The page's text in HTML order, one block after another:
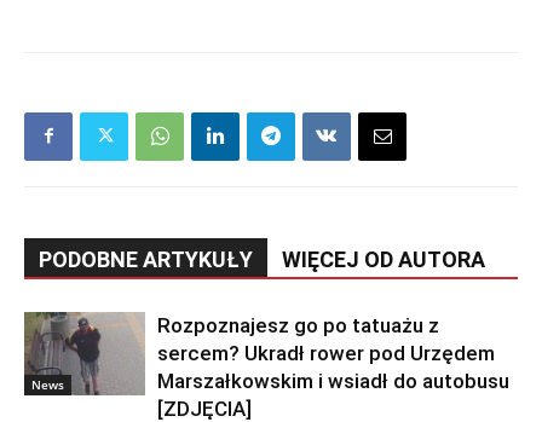
PODOBNE ARTYKUŁY WIĘCEJ OD AUTORA
News
Rozpoznajesz go po tatuażu z
sercem? Ukradł rower pod Urzędem
Marszałkowskim i wsiadł do autobusu
[ZDJĘCIA]